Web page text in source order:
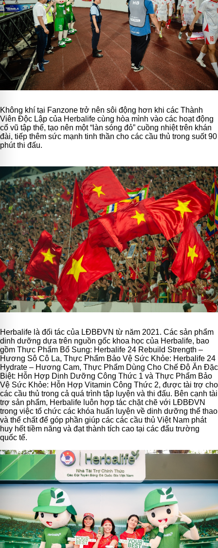
Không khí tại Fanzone trở nên sôi động hơn khi các Thành
Viên Độc Lập của Herbalife cùng hòa mình vào các hoạt động
cổ vũ tập thể, tạo nên một “làn sóng đỏ” cuồng nhiệt trên khán
đài, tiếp thêm sức mạnh tinh thần cho các cầu thủ trong suốt 90
phút thi đấu.
Herbalife là đối tác của LĐBĐVN từ năm 2021. Các sản phẩm
dinh dưỡng dựa trên nguồn gốc khoa học của Herbalife, bao
gồm Thực Phẩm Bổ Sung: Herbalife 24 Rebuild Strength –
Hương Sô Cô La, Thực Phẩm Bảo Vệ Sức Khỏe: Herbalife 24
Hydrate – Hương Cam, Thực Phẩm Dùng Cho Chế Độ Ăn Đặc
Biệt: Hỗn Hợp Dinh Dưỡng Công Thức 1 và Thực Phẩm Bảo
Vệ Sức Khỏe: Hỗn Hợp Vitamin Công Thức 2, được tài trợ cho
các cầu thủ trong cả quá trình tập luyện và thi đấu. Bên cạnh tài
trợ sản phẩm, Herbalife luôn hợp tác chặt chẽ với LĐBĐVN
trong việc tổ chức các khóa huấn luyện về dinh dưỡng thể thao
và thể chất để góp phần giúp các các cầu thủ Việt Nam phát
huy hết tiềm năng và đạt thành tích cao tại các đấu trường
quốc tế.